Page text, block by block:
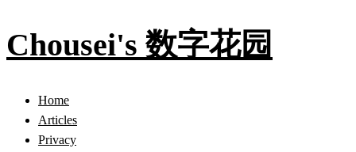
Chousei's 数字花园
Home
Articles
Privacy